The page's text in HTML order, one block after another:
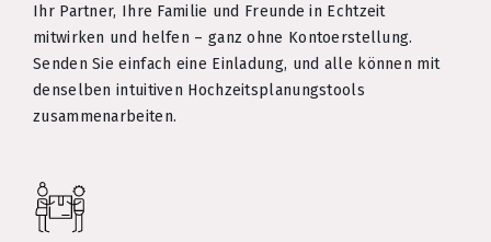
Ihr Partner, Ihre Familie und Freunde in Echtzeit
mitwirken und helfen – ganz ohne Kontoerstellung.
Senden Sie einfach eine Einladung, und alle können mit
denselben intuitiven Hochzeitsplanungstools
zusammenarbeiten.